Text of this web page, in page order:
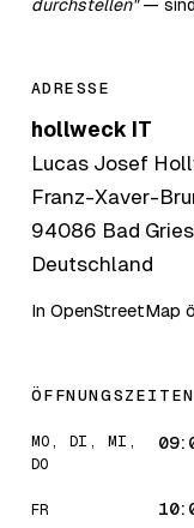
durchstellen"— sind
ADRESSE
hollweck IT
Lucas Josef
Franz-Xaver-
94086 Bad
Deutschland
In OpenStreetMap
ÖFFNUNGSZEITEN
MO, DI, MI,
DO
FR